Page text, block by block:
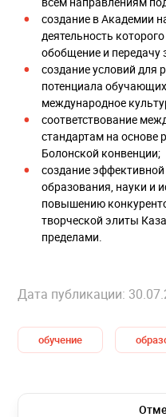
создание в Академии
деятельность
обобщение и передачу
создание условий для
потенциала
международное
соответствование
стандартам на основе
Болонской конвенции;
создание
образования, науки и
повышению
творческой элиты
пределами.
Дата публикации:
обучение